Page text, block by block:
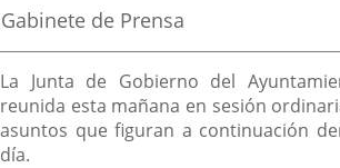
la
noticia
Fuente
la
noticia
Gabinete de Prensa
Descripción
La Junta de Gobierno del
reunida esta mañana en sesión
asuntos que figuran a continuación
día.